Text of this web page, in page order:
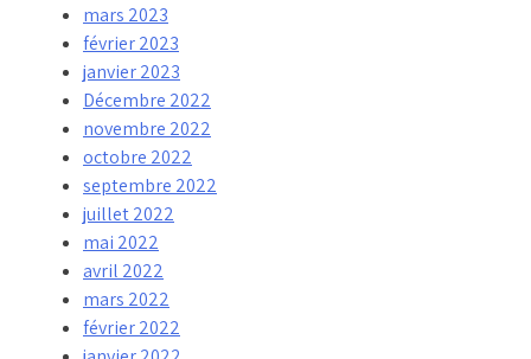
mars 2023
février 2023
janvier 2023
Décembre 2022
novembre 2022
octobre 2022
septembre 2022
juillet 2022
mai 2022
avril 2022
mars 2022
février 2022